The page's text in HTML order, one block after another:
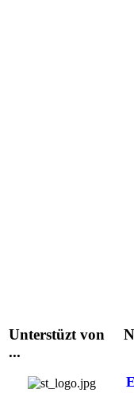
Unterstüzt von
...